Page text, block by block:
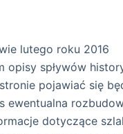
lutego roku 2016
opisy spływów
pojawiać się
ewentualna
dotyczące